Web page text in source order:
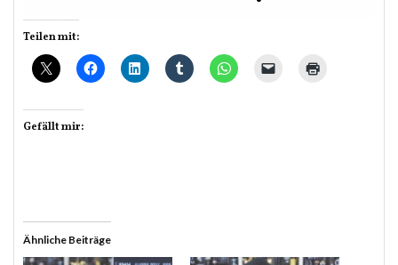
Teilen mit:
Gefällt mir:
Ähnliche Beiträge